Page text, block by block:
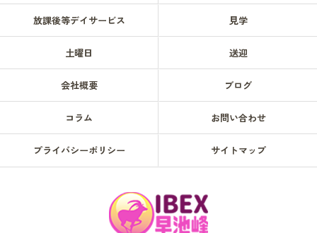
放課後等デイサービス 見学
土曜日 送迎
会社概要 ブログ
コラム お問い合わせ
プライバシーポリシー サイトマップ